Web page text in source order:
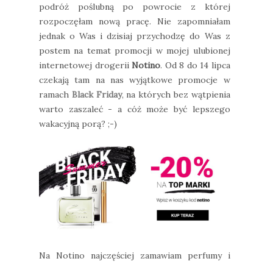
podróż poślubną po powrocie z której
rozpoczęłam nową pracę. Nie zapomniałam
jednak o Was i dzisiaj przychodzę do Was z
postem na temat promocji w mojej ulubionej
internetowej drogeriiNotino. Od 8 do 14 lipca
czekają tam na nas wyjątkowe promocje w
ramach Black Friday, na których bez wątpienia
warto zaszaleć - a cóż może być lepszego
wakacyjną porą? ;-)
Na Notino najczęściej zamawiam perfumy i